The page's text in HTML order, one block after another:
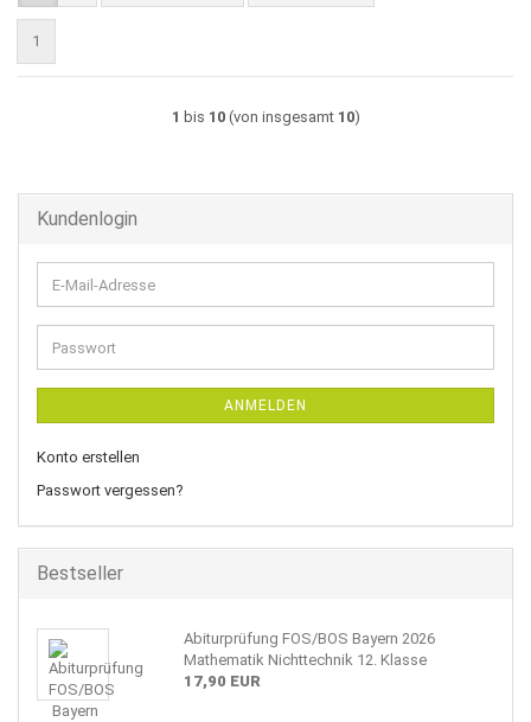
1
1 bis 10(von insgesamt 10)
Kundenlogin
E-
Mail-
Adresse
Passwort
ANMELDEN
Konto erstellen
Passwort vergessen?
Bestseller
Abiturprüfung FOS/BOS Bayern 2026
Mathematik Nichttechnik 12. Klasse
17,90 EUR